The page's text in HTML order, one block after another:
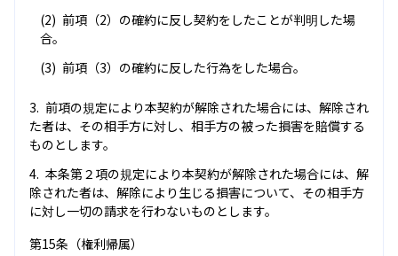
前項（2）の確約に反し契約をしたことが判明した場
合。
前項（3）の確約に反した行為をした場合。
前項の規定により本契約が解除された場合には、解除され
た者は、その相手方に対し、相手方の被った損害を賠償する
ものとします。
本条第２項の規定により本契約が解除された場合には、解
除された者は、解除により生じる損害について、その相手方
に対し一切の請求を行わないものとします。
第15条（権利帰属）